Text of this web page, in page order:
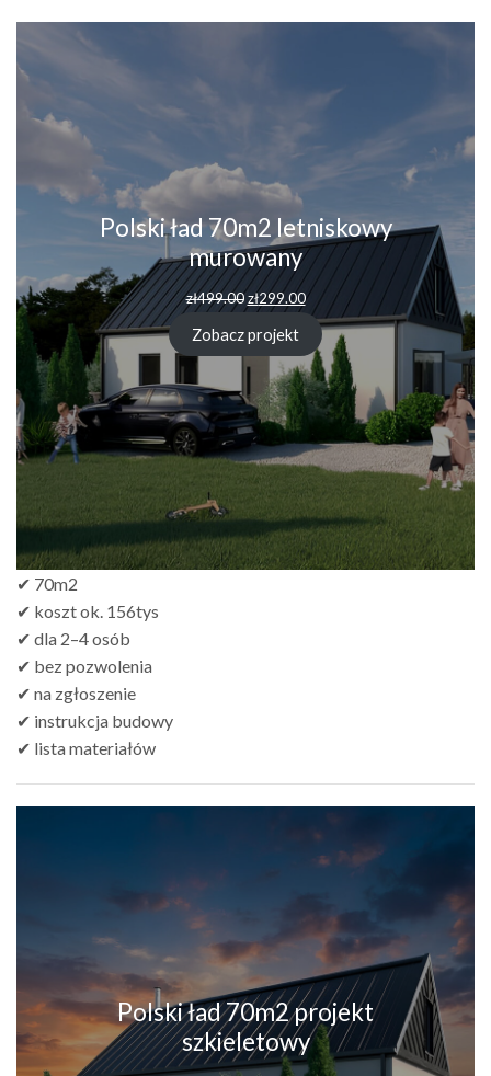
Polski ład 70m2 letniskowy
murowany
zł499.00Pierwotna
cena
wynosiła:
zł499.00.
zł299.00Aktualna
cena
wynosi:
zł299.00.
Zobacz projekt
✔ 70m2
✔ koszt ok. 156tys
✔ dla 2–4 osób
✔ bez pozwolenia
✔ na zgłoszenie
✔ instrukcja budowy
✔ lista materiałów
Polski ład 70m2 projekt
szkieletowy